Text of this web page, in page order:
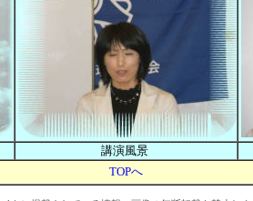
講演風景
TOPへ